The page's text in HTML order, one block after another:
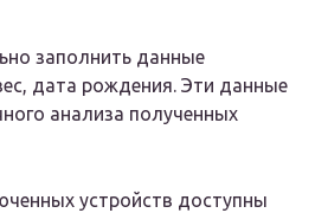
заполнить данные
дата рождения. Эти данные
анализа полученных
устройств доступны